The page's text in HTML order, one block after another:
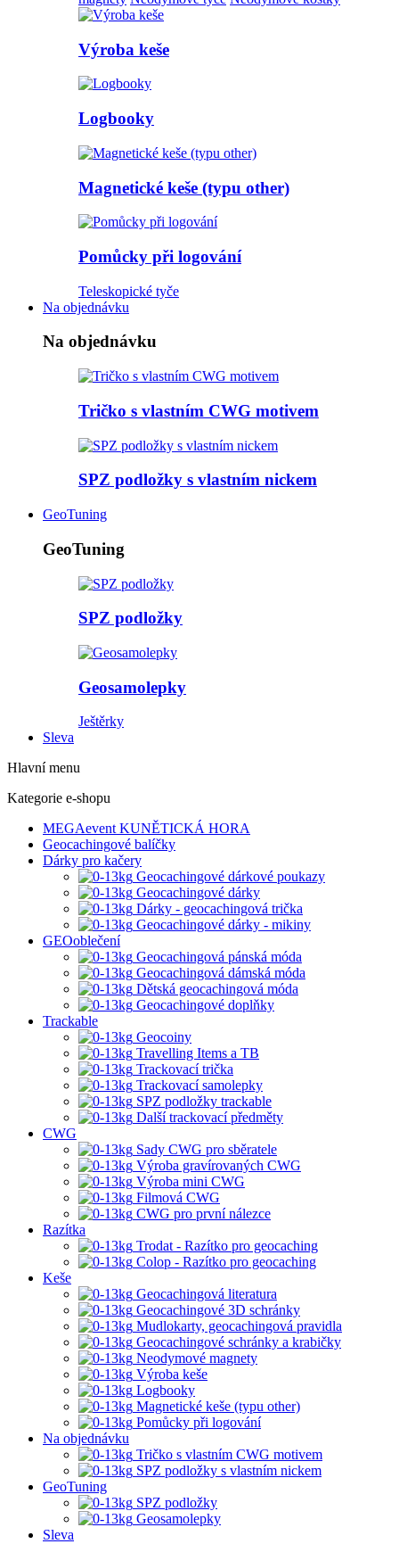
Výroba keše
Logbooky
Magnetické keše (typu other)
Pomůcky při logování
Teleskopické tyče
Na objednávku
Na objednávku
Tričko s vlastním CWG motivem
SPZ podložky s vlastním nickem
GeoTuning
GeoTuning
SPZ podložky
Geosamolepky
Ještěrky
Sleva
Hlavní menu
Kategorie e-shopu
MEGAevent KUNĚTICKÁ HORA
Geocachingové balíčky
Dárky pro kačery
Geocachingové dárkové poukazy
Geocachingové dárky
Dárky - geocachingová trička
Geocachingové dárky - mikiny
GEOoblečení
Geocachingová pánská móda
Geocachingová dámská móda
Dětská geocachingová móda
Geocachingové doplňky
Trackable
Geocoiny
Travelling Items a TB
Trackovací trička
Trackovací samolepky
SPZ podložky trackable
Další trackovací předměty
CWG
Sady CWG pro sběratele
Výroba gravírovaných CWG
Výroba mini CWG
Filmová CWG
CWG pro první nálezce
Razítka
Trodat - Razítko pro geocaching
Colop - Razítko pro geocaching
Keše
Geocachingová literatura
Geocachingové 3D schránky
Mudlokarty, geocachingová pravidla
Geocachingové schránky a krabičky
Neodymové magnety
Výroba keše
Logbooky
Magnetické keše (typu other)
Pomůcky při logování
Na objednávku
Tričko s vlastním CWG motivem
SPZ podložky s vlastním nickem
GeoTuning
SPZ podložky
Geosamolepky
Sleva